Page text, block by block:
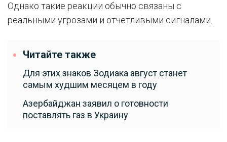
Однако такие реакции обычно связаны с
реальными угрозами и отчетливыми сигналами.
Читайте также
Для этих знаков Зодиака август станет
самым худшим месяцем в году
Азербайджан заявил о готовности
поставлять газ в Украину